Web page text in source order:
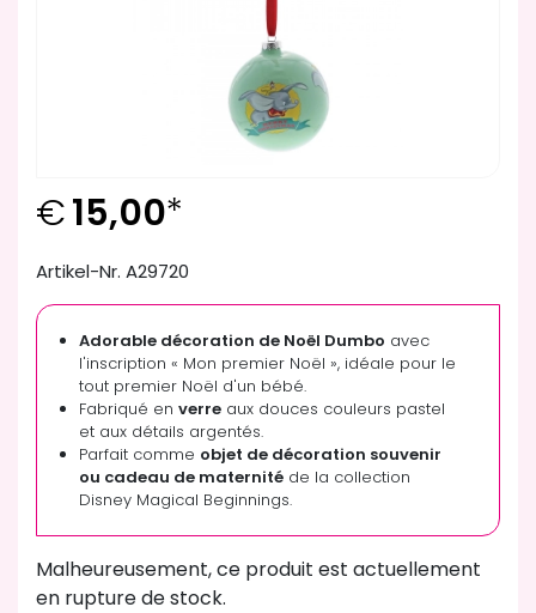
€15,00*
Artikel-Nr. A29720
Adorable décoration de Noël Dumbo avec
l'inscription « Mon premier Noël », idéale pour le
tout premier Noël d'un bébé.
Fabriqué en verre aux douces couleurs pastel
et aux détails argentés.
Parfait comme objet de décoration souvenir
ou cadeau de maternité de la collection
Disney Magical Beginnings.
Malheureusement, ce produit est actuellement
en rupture de stock.